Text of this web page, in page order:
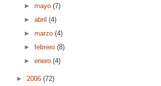
►mayo(7)
►abril(4)
►marzo(4)
►febrero(8)
►enero(4)
► 2006 (72)